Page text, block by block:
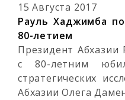
15 Августа 2017
Рауль Хаджимба
80-летием
Президент
с 80-летним
стратегических
Абхазии Олега